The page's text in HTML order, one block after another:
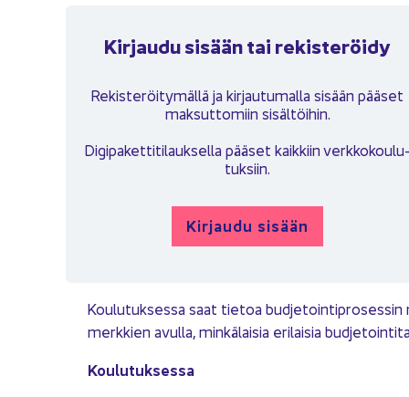
Kir­jau­du si­sään tai re­kis­te­röi­dy
Re­kis­te­röi­ty­mäl­lä ja kir­jau­tu­mal­la si­sään pää­set
mak­sut­to­miin si­säl­töi­hin.
Di­gi­pa­ket­ti­ti­lauk­sel­la pää­set kaik­kiin verk­ko­kou­lu­
tuk­siin.
Kir­jau­du si­sään
Kou­lu­tuk­ses­sa saat tie­toa
merk­kien avul­la, min­kä­lai­sia eri­lai­sia
Kou­lu­tuk­ses­sa